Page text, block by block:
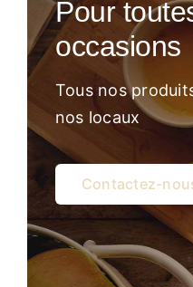
Atelier
Pour
occasions
Tous nos
nos locaux
Contactez-